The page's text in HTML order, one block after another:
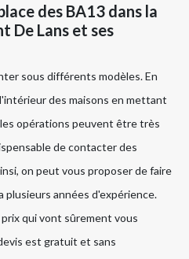
des BA13 dans la
De Lans et ses
sous différents modèles. En
des maisons en mettant
opérations peuvent être très
de contacter des
on peut vous proposer de faire
plusieurs années d'expérience.
qui vont sûrement vous
est gratuit et sans